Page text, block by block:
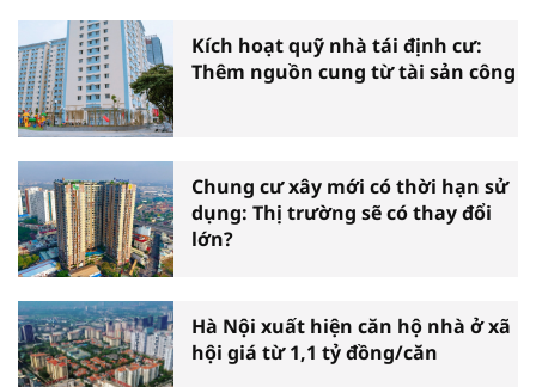
Kích hoạt quỹ nhà tái định cư:
Thêm nguồn cung từ tài sản công
Chung cư xây mới có thời hạn sử
dụng: Thị trường sẽ có thay đổi
lớn?
Hà Nội xuất hiện căn hộ nhà ở xã
hội giá từ 1,1 tỷ đồng/căn